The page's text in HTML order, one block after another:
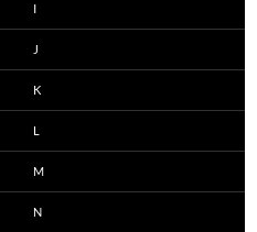
I
J
K
L
M
N